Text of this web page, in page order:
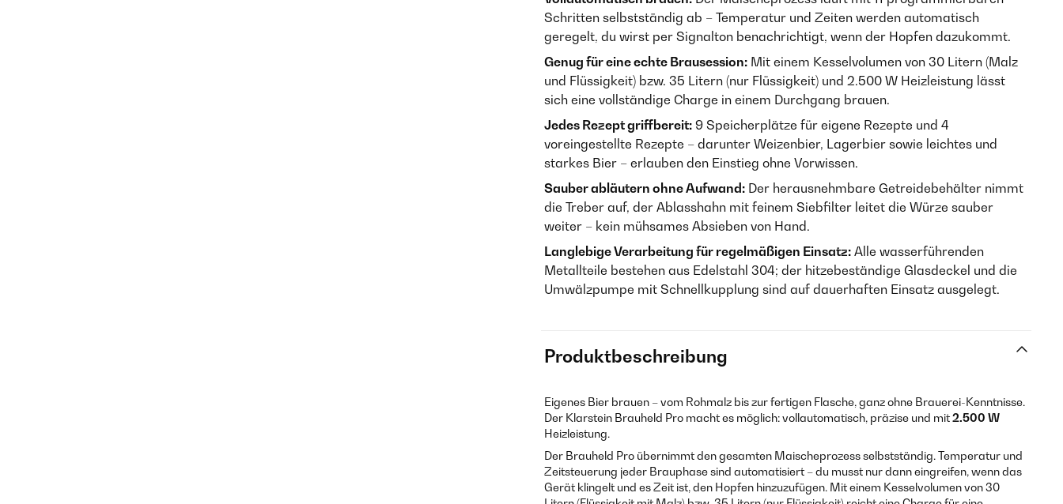
Schritten selbstständig ab – Temperatur und Zeiten werden automatisch
geregelt, du wirst per Signalton benachrichtigt, wenn der Hopfen dazukommt.
Genug für eine echte Brausession: Mit einem Kesselvolumen von 30 Litern (Malz
und Flüssigkeit) bzw. 35 Litern (nur Flüssigkeit) und 2.500 W Heizleistung lässt
sich eine vollständige Charge in einem Durchgang brauen.
Jedes Rezept griffbereit: 9 Speicherplätze für eigene Rezepte und 4
voreingestellte Rezepte – darunter Weizenbier, Lagerbier sowie leichtes und
starkes Bier – erlauben den Einstieg ohne Vorwissen.
Sauber abläutern ohne Aufwand: Der herausnehmbare Getreidebehälter nimmt
die Treber auf, der Ablasshahn mit feinem Siebfilter leitet die Würze sauber
weiter – kein mühsames Absieben von Hand.
Langlebige Verarbeitung für regelmäßigen Einsatz: Alle wasserführenden
Metallteile bestehen aus Edelstahl 304; der hitzebeständige Glasdeckel und die
Umwälzpumpe mit Schnellkupplung sind auf dauerhaften Einsatz ausgelegt.
Produktbeschreibung
Eigenes Bier brauen – vom Rohmalz bis zur fertigen Flasche, ganz ohne Brauerei-Kenntnisse.
Der Klarstein Brauheld Pro macht es möglich: vollautomatisch, präzise und mit2.500 W
Heizleistung.
Der Brauheld Pro übernimmt den gesamten Maischeprozess selbstständig. Temperatur und
Zeitsteuerung jeder Brauphase sind automatisiert – du musst nur dann eingreifen, wenn das
Gerät klingelt und es Zeit ist, den Hopfen hinzuzufügen. Mit einem Kesselvolumen von 30